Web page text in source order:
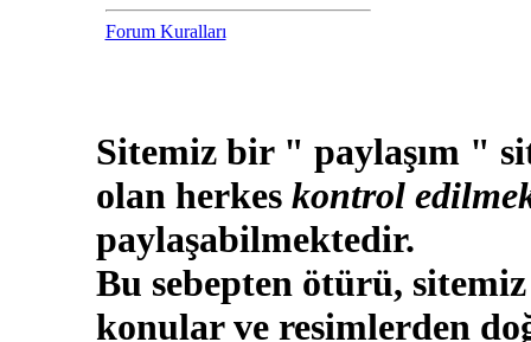
Forum Kuralları
Sitemiz bir " paylaşım "
olan herkeskontrol
paylaşabilmektedir.
Bu sebepten ötürü,
konular ve resimlerden